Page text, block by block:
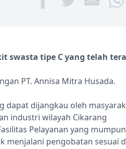
swasta tipe C yang telah
PT. Annisa Mitra Husada.
dapat dijangkau oleh
industri wilayah Cikarang
Pelayanan yang
menjalani pengobatan sesuai